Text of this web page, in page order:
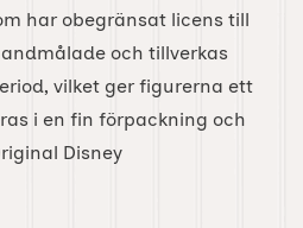
har obegränsat licens till
och tillverkas
vilket ger figurerna ett
i en fin förpackning och
Disney